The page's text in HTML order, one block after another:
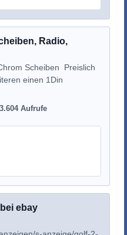
Radio,
Scheiben Preislich
einen 1Din
3.604 Aufrufe
ebay